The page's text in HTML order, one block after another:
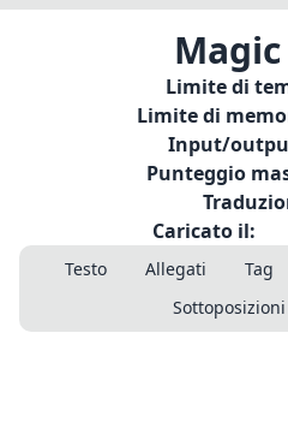
Limite di
Limite di
Input/
Punteggio
Caricato il:
Testo Allegati Tag
Sottoposizioni